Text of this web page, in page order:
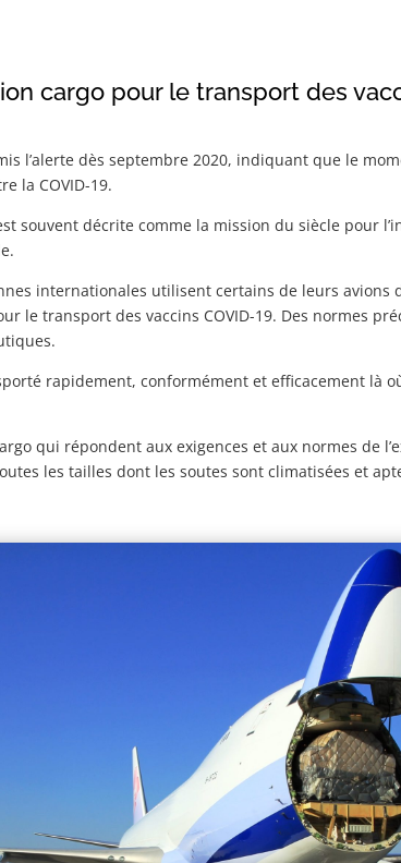
cargo pour le transport des
l’alerte dès septembre 2020, indiquant que le
la COVID-19.
souvent décrite comme la mission du siècle pour
internationales utilisent certains de leurs
le transport des vaccins COVID-19. Des normes
rapidement, conformément et efficacement là
qui répondent aux exigences et aux normes de
les tailles dont les soutes sont climatisées et